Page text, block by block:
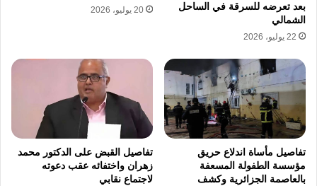
بعد تعرضه للسرقة في الساحل
الشمالي
22 يوليو، 2026
20 يوليو، 2026
تفاصيل مأساة اندلاع حريق
مؤسسة الطفولة المسعفة
بالعاصمة الجزائرية وكشف
تفاصيل القبض على الدكتور محمد
زهران واختفائه عقب دعوته
لاجتماع نقابي